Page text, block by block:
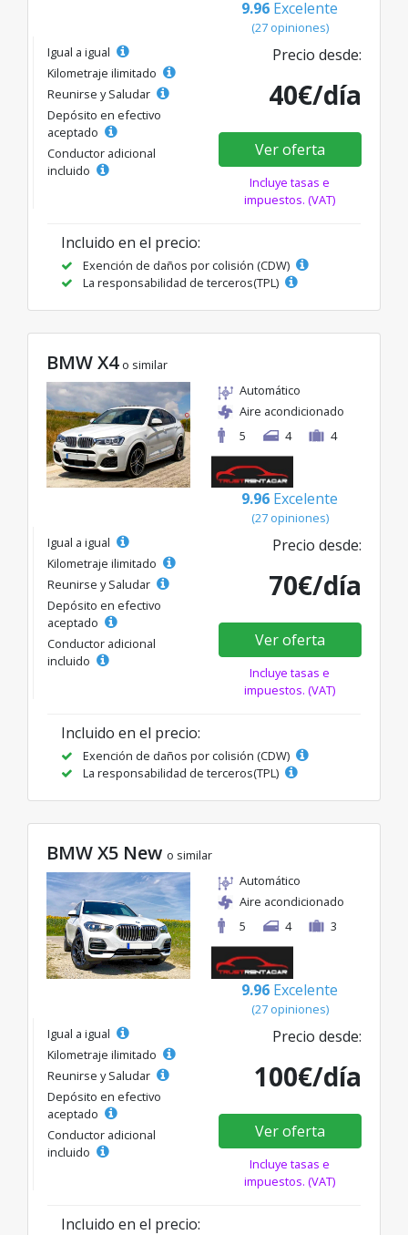
9.96 Excelente
(27 opiniones)
Igual a igual
Kilometraje ilimitado
Reunirse y Saludar
Depósito en efectivo
aceptado
Conductor adicional
incluido
Precio desde:
40€/día
Ver oferta
Incluye tasas e
impuestos. (VAT)
Incluido en el precio:
Exención de daños por colisión (CDW)
La responsabilidad de terceros(TPL)
BMW X4 o similar
Automático
Aire acondicionado
5
4 4
9.96 Excelente
(27 opiniones)
Igual a igual
Kilometraje ilimitado
Reunirse y Saludar
Depósito en efectivo
aceptado
Conductor adicional
incluido
Precio desde:
70€/día
Ver oferta
Incluye tasas e
impuestos. (VAT)
Incluido en el precio:
Exención de daños por colisión (CDW)
La responsabilidad de terceros(TPL)
BMW X5 New o similar
Automático
Aire acondicionado
5
4 3
9.96 Excelente
(27 opiniones)
Igual a igual
Kilometraje ilimitado
Reunirse y Saludar
Depósito en efectivo
aceptado
Conductor adicional
incluido
Precio desde:
100€/día
Ver oferta
Incluye tasas e
impuestos. (VAT)
Incluido en el precio: